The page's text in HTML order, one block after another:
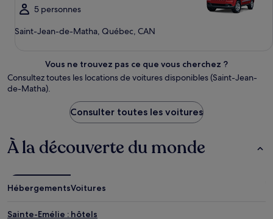
5 personnes
Saint-Jean-de-Matha, Québec, CAN
Vous ne trouvez pas ce que vous cherchez ?
Consultez toutes les locations de voitures disponibles (Saint-Jean-
de-Matha).
Consulter toutes les voitures
À la découverte du monde
HébergementsVoitures
Sainte-Emélie : hôtels